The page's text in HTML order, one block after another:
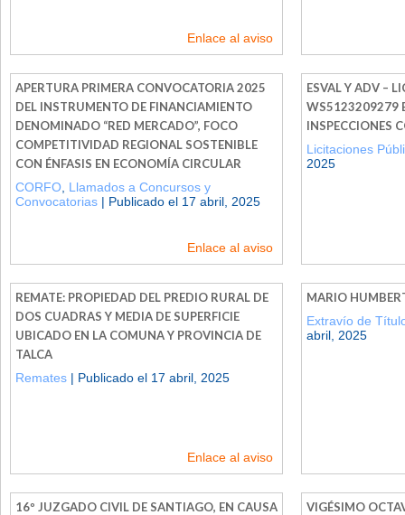
Enlace al aviso
APERTURA PRIMERA CONVOCATORIA 2025
DEL INSTRUMENTO DE FINANCIAMIENTO
DENOMINADO “RED MERCADO”, FOCO
COMPETITIVIDAD REGIONAL SOSTENIBLE
CON ÉNFASIS EN ECONOMÍA CIRCULAR
CORFO Llamados a Concursos y
Convocatorias | Publicado el 17 abril, 2025
Enlace al aviso
ESVAL Y ADV –
WS5123209279
INSPECCIONES
Licitaciones
2025
REMATE: PROPIEDAD DEL PREDIO RURAL DE
DOS CUADRAS Y MEDIA DE SUPERFICIE
UBICADO EN LA COMUNA Y PROVINCIA DE
TALCA
Remates | Publicado el 17 abril, 2025
Enlace al aviso
MARIO
Extravío de
abril, 2025
16º JUZGADO CIVIL DE SANTIAGO, EN CAUSA
VIGÉSIMO